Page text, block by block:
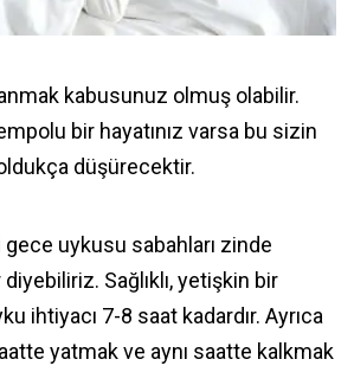
kabusunuz olmuş olabilir.
bir hayatınız varsa bu sizin
düşürecektir.
uykusu sabahları zinde
diyebiliriz. Sağlıklı, yetişkin bir
ihtiyacı 7-8 saat kadardır. Ayrıca
yatmak ve aynı saatte kalkmak